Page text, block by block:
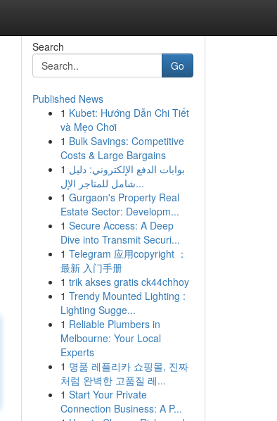
Search
Go
Published News
1 Kubet: Hướng Dẫn Chi Tiết
và Mẹo Chơi
1 Bulk Savings: Competitive
Costs & Large Bargains
1 بوابات الدفع الإلكتروني: دليل
شامل للمتاجر الإل...
1 Gurgaon's Property Real
Estate Sector: Developm...
1 Secure Access: A Deep
Dive into Transmit Securi...
1 Telegram 应用copyright ：
最新 入门手册
1 trik akses gratis ck44chhoy
1 Trendy Mounted Lighting :
Lighting Sugge...
1 Reliable Plumbers in
Melbourne: Your Local
Experts
1 명품 레플리카 쇼핑몰, 진짜
처럼 완벽한 고품질 레...
1 Start Your Private
Connection Business: A P...